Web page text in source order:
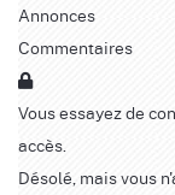
Annonces
Commentaires
Vous essayez de
accès.
Désolé, mais vous